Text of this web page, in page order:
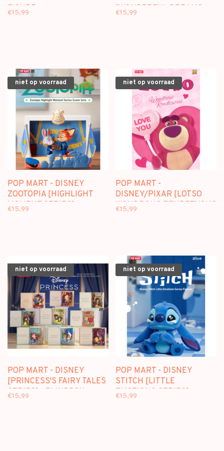
FIGURE
€15,99
[WONDERFUL DREAMS
€15,99
niet op voorraad
POP MART - DISNEY
ZOOTOPIA [HIGHLIGHT
MOMENT SERIES] -
€15,99
niet op voorraad
POP MART -
DISNEY/PIXAR [LOTSO
WONDROUS RENDEZVOUS
€15,99
niet op voorraad
POP MART - DISNEY
[PRINCESS'S FAIRY TALES
SERIES] - BLINDBOX
€15,99
niet op voorraad
POP MART - DISNEY
STITCH [LITTLE
EMOTIONS SERIES] -
€15,99